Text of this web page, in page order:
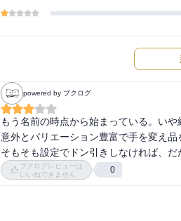
powered by ブクログ
もう名前の時点から始まっている。いや
意外とバリエーション豊富で手を変え
そもそも設定でドン引きしなければ、だ
ブクログレビューは
いいねできません
0